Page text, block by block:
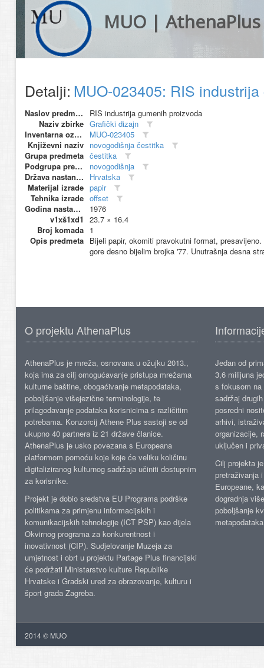
MUO | AthenaPlus
Detalji: MUO-023405: RIS
Naslov predmeta
RIS industrija gumenih proizvoda
Naziv zbirke Grafički dizajn
Inventarna oznaka
MUO-023405
Književni naziv novogodišnja čestitka
Grupa predmeta čestitka
Podgrupa predmeta
novogodišnja
Država nastanka
Hrvatska
Materijal izrade papir
Tehnika izrade offset
Godina nastanka
1976
v1xš1xd1
23.7 × 16.4
Broj komada 1
Opis predmeta Bijeli papir, okomiti pravokutni format,
gore desno bijelim brojka '77. Unutrašnja desna
O projektu AthenaPlus
AthenaPlus je mreža, osnovana u ožujku 2013.,
koja ima za cilj omogućavanje pristupa mrežama
kulturne baštine, obogaćivanje metapodataka,
poboljšanje višejezične terminologije, te
prilagođavanje podataka korisnicima s različitim
potrebama. Konzorcij Athene Plus sastoji se od
ukupno 40 partnera iz 21 države članice.
AthenaPlus je usko povezana s Europeana
platformom pomoću koje koje će veliku količinu
digitaliziranog kulturnog sadržaja učiniti dostupnim
za korisnike.
Projekt je dobio sredstva EU Programa podrške
politikama za primjenu informacijskih i
komunikacijskih tehnologije (ICT PSP) kao dijela
Okvirnog programa za konkurentnost i
inovativnost (CIP). Sudjelovanje Muzeja za
umjetnost i obrt u projektu Partage Plus financijski
će podržati Ministarstvo kulture Republike
Hrvatske i Gradski ured za obrazovanje, kulturu i
šport grada Zagreba.
Jedan od
3,6 milijuna
s fokusom
sadržaj
posredni
arhivi,
organizacije,
uključen i
Cilj projekta
pretraživanja
Europeane,
dogradnja
poboljšanje
2014 © MUO